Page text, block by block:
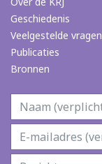
Geschiedenis
Veelgestelde vragen
Publicaties
Bronnen